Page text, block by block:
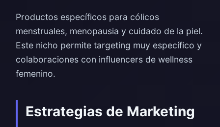
Productos específicos para cólicos
menstruales, menopausia y cuidado de la piel.
Este nicho permite targeting muy específico y
colaboraciones con influencers de wellness
femenino.
Estrategias de Marketing